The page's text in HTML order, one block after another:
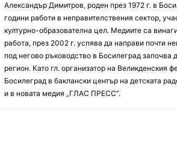
Aлександър Димитров, роден през 1972 г. в
години работи в неправителствения сектор,
културно-образователна цел. Медиите са
работа, през 2002 г. успява да направи почти
под негово ръководство в Босилеград започва
регион. Като гл. организатор на Великденския
Босилеград в баклански център на детската
и в новата медия „ГЛАС ПРЕСС”.